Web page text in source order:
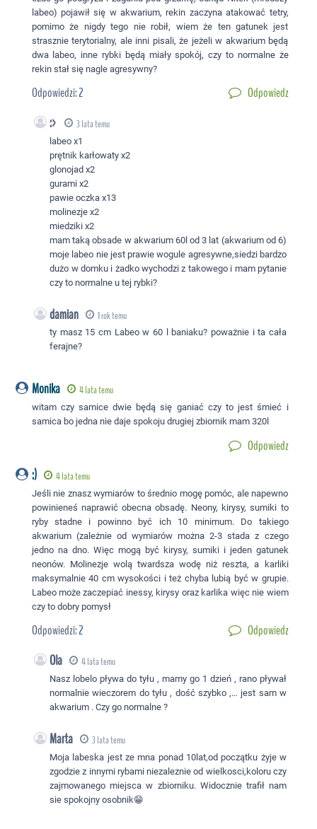
labeo) pojawił się w akwarium, rekin zaczyna atakować tetry,
pomimo że nigdy tego nie robił, wiem że ten gatunek jest
strasznie terytorialny, ale inni pisali, że jeżeli w akwarium będą
dwa labeo, inne rybki będą miały spokój, czy to normalne że
rekin stał się nagle agresywny?
Odpowiedzi:2 Odpowiedz
:> 3 lata temu
labeo x1
prętnik karłowaty x2
glonojad x2
gurami x2
pawie oczka x13
molinezje x2
miedziki x2
mam taką obsade w akwarium 60l od 3 lat (akwarium od 6)
moje labeo nie jest prawie wogule agresywne,siedzi bardzo
dużo w domku i żadko wychodzi z takowego i mam pytanie
czy to normalne u tej rybki?
damian 1 rok temu
ty masz 15 cm Labeo w 60 l baniaku? poważnie i ta cała
ferajne?
Monika 4 lata temu
witam czy samice dwie będą się ganiać czy to jest śmieć i
samica bo jedna nie daje spokoju drugiej zbiornik mam 320l
Odpowiedz
:) 4 lata temu
Jeśli nie znasz wymiarów to średnio mogę pomóc, ale napewno
powinieneś naprawić obecna obsadę. Neony, kirysy, sumiki to
ryby stadne i powinno być ich 10 minimum. Do takiego
akwarium (zależnie od wymiarów można 2-3 stada z czego
jedno na dno. Więc mogą być kirysy, sumiki i jeden gatunek
neonów. Molinezje wolą twardsza wodę niż reszta, a karliki
maksymalnie 40 cm wysokości i też chyba lubią być w grupie.
Labeo może zaczepiać inessy, kirysy oraz karlika więc nie wiem
czy to dobry pomysł
Odpowiedzi:2 Odpowiedz
Ola 4 lata temu
Nasz lobelo pływa do tyłu , mamy go 1 dzień , rano pływał
normalnie wieczorem do tyłu , dość szybko ,… jest sam w
akwarium . Czy go normalne ?
Marta 3 lata temu
Moja labeska jest ze mna ponad 10lat,od początku żyje w
zgodzie z innymi rybami niezaleznie od wielkosci,koloru czy
zajmowanego miejsca w zbiorniku. Widocznie trafił nam
sie spokojny osobnik😁